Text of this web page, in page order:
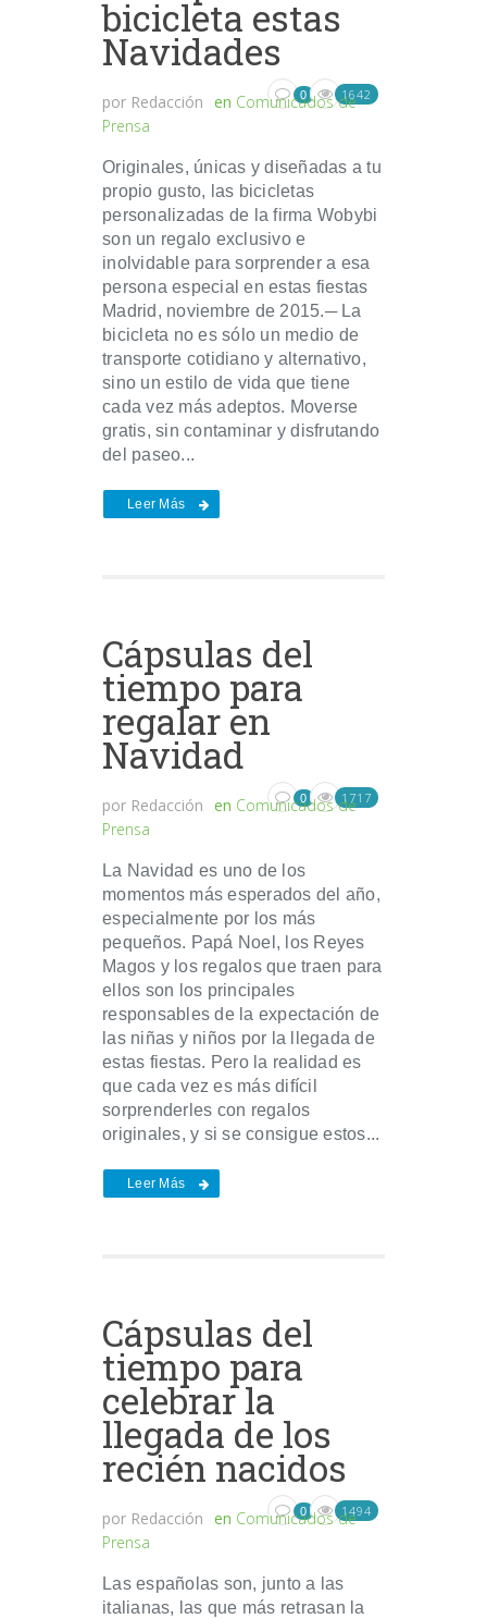
bicicleta estas
Navidades
por Redacción en Comunicados de
Prensa
0 1642
Originales, únicas y diseñadas a tu
propio gusto, las bicicletas
personalizadas de la firma Wobybi
son un regalo exclusivo e
inolvidable para sorprender a esa
persona especial en estas fiestas
Madrid, noviembre de 2015.─ La
bicicleta no es sólo un medio de
transporte cotidiano y alternativo,
sino un estilo de vida que tiene
cada vez más adeptos. Moverse
gratis, sin contaminar y disfrutando
del paseo...
Leer Más
Cápsulas del
tiempo para
regalar en
Navidad
por Redacción en Comunicados de
Prensa
0 1717
La Navidad es uno de los
momentos más esperados del año,
especialmente por los más
pequeños. Papá Noel, los Reyes
Magos y los regalos que traen para
ellos son los principales
responsables de la expectación de
las niñas y niños por la llegada de
estas fiestas. Pero la realidad es
que cada vez es más difícil
sorprenderles con regalos
originales, y si se consigue estos...
Leer Más
Cápsulas del
tiempo para
celebrar la
llegada de los
recién nacidos
por Redacción en Comunicados de
Prensa
0 1494
Las españolas son, junto a las
italianas, las que más retrasan la